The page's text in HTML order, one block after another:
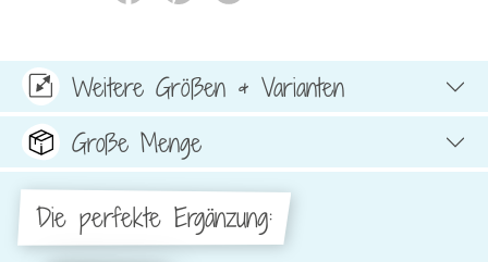
Weitere Größen & Varianten
Große Menge
Die perfekte Ergänzung: